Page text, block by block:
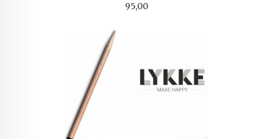
Pris
95,00